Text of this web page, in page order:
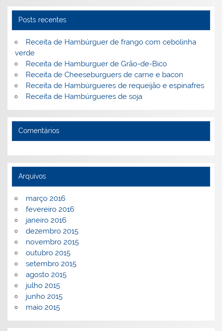
Posts recentes
Receita de Hambúrguer de frango com cebolinha
verde
Receita de Hamburguer de Grão-de-Bico
Receita de Cheeseburguers de carne e bacon
Receita de Hambúrgueres de requeijão e espinafres
Receita de Hambúrgueres de soja
Comentários
Arquivos
março 2016
fevereiro 2016
janeiro 2016
dezembro 2015
novembro 2015
outubro 2015
setembro 2015
agosto 2015
julho 2015
junho 2015
maio 2015